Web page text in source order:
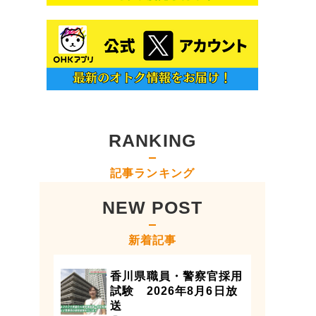
RANKING
記事ランキング
NEW POST
新着記事
香川県職員・警察官採用
試験 2026年8月6日放
送